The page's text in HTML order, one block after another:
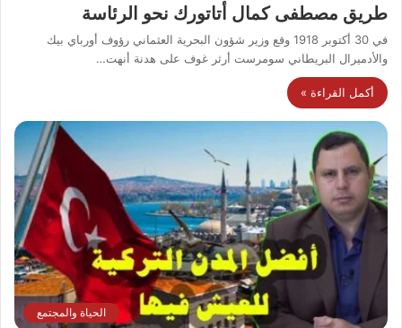
طريق مصطفى كمال أتاتورك نحو الرئاسة
في 30 أكتوبر 1918 وقع وزير شؤون البحرية العثماني رؤوف أورباي بيك
والأدميرال البريطاني سومرست أرثر غوف على هدنة أنهت…
أكمل القراءة »
الحياة والمجتمع